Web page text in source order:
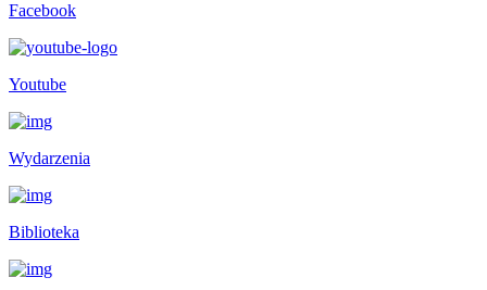
Facebook
Youtube
Wydarzenia
Biblioteka